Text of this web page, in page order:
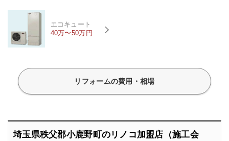
エコキュート
40万〜50万円
リフォームの費用・相場
埼玉県秩父郡小鹿野町のリノコ加盟店（施工会